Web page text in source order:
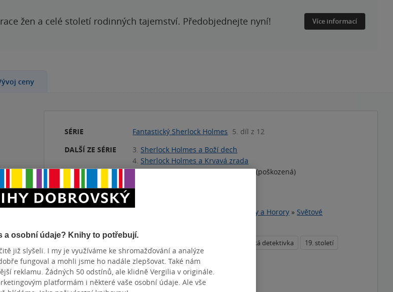
žen a celé století rodinných tajemství. Předobjednejte nyní! Více informací
ceny
SÉRIE Fantastický Sherlock Holmes 5. díl z 12
DALŠÍ ZE SÉRIE
3. Sherlock Holmes a Boží dech
4. Sherlock Holmes a Krvavá zrada
5. Sherlock Holmes a Ztracená závěť (poškozená)
Detektivky, Thrillery a Horory » Světové
TÉMATA
historická detektivka
19. století
historický román
pastiš
Přidat téma
a osobní údaje? Knihy to potřebují.
již slyšeli. I my je využíváme ke shromažďování a analýze
fungoval a mohli jsme ho nadále zlepšovat. Také nám
reklamu. Žádných 50 odstínů, ale klidně Vergilia v originále.
platformám i některé vaše osobní údaje. Ale vše